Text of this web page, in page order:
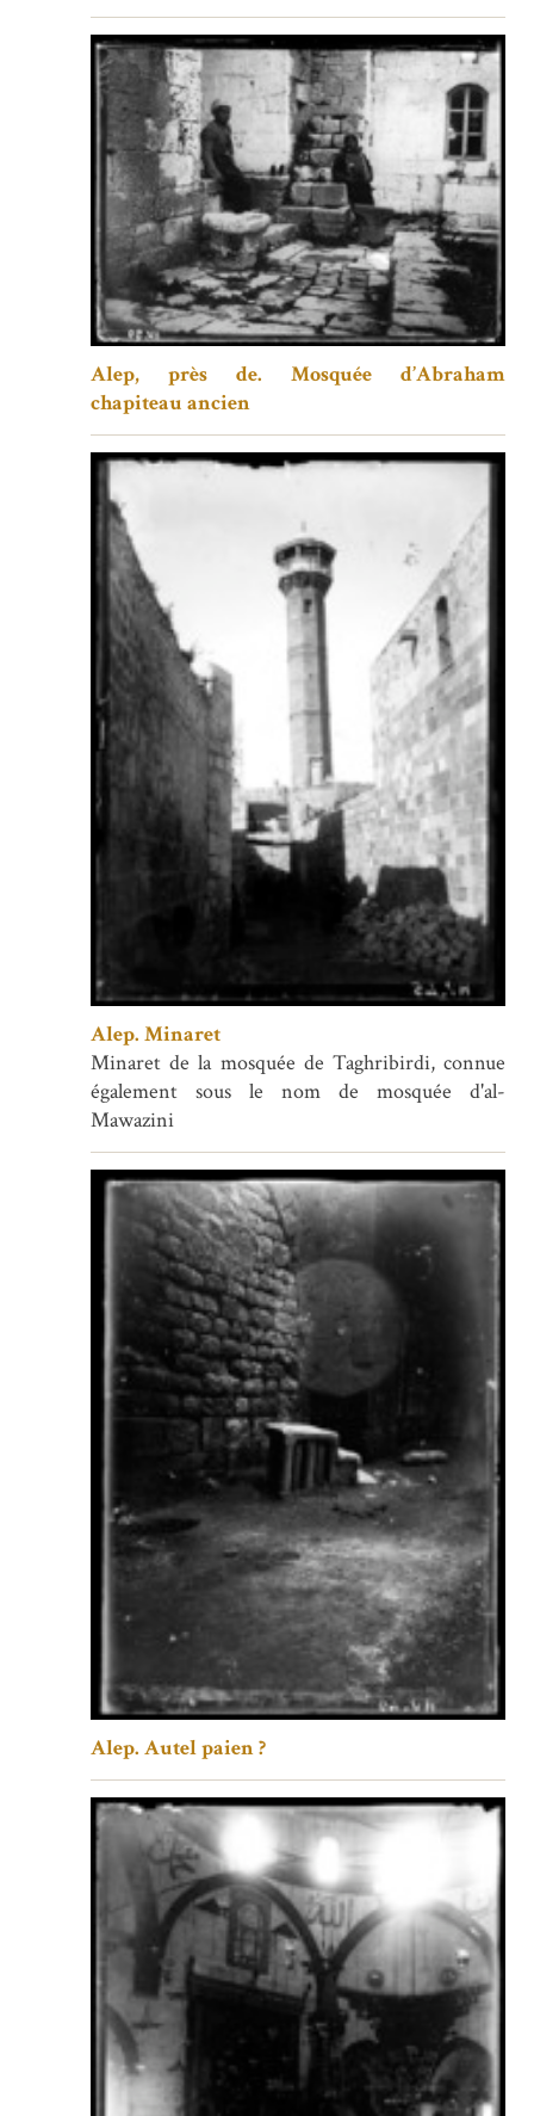
Alep, près de. Mosquée d’Abraham
chapiteau ancien
Alep. Minaret
Minaret de la mosquée de Taghribirdi, connue
également sous le nom de mosquée d'al-
Mawazini
Alep. Autel paien ?